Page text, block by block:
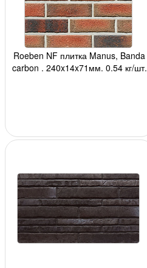
Roeben NF плитка Manus, Banda
carbon , 240x14x71мм, 0,54 кг/шт,